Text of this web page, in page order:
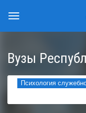
Вузы
Психология